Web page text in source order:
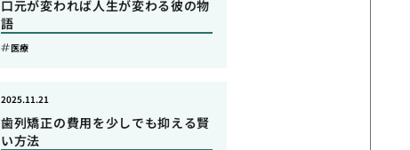
口元が変われば人生が変わる彼の物
語
医療
歯列矯正の費用を少しでも抑える賢
い方法
2025.11.21